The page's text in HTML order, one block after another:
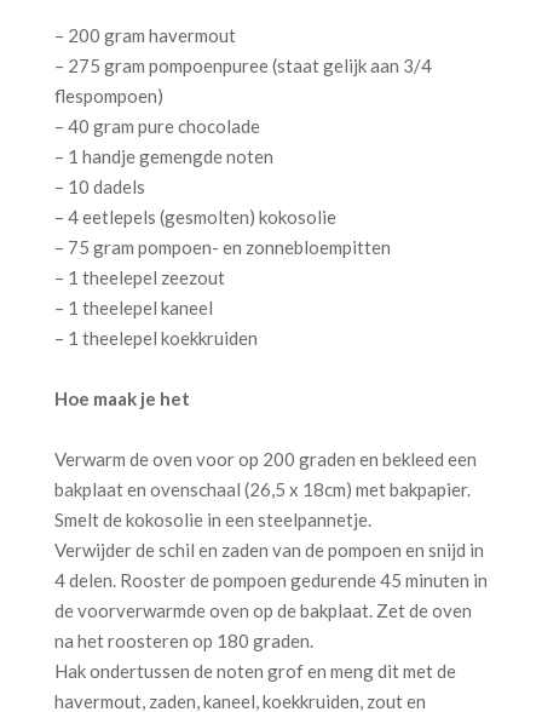
– 200 gram havermout
– 275 gram pompoenpuree (staat gelijk aan 3/4
flespompoen)
– 40 gram pure chocolade
– 1 handje gemengde noten
– 10 dadels
– 4 eetlepels (gesmolten) kokosolie
– 75 gram pompoen- en zonnebloempitten
– 1 theelepel zeezout
– 1 theelepel kaneel
– 1 theelepel koekkruiden
Hoe maak je het
Verwarm de oven voor op 200 graden en bekleed een
bakplaat en ovenschaal (26,5 x 18cm) met bakpapier.
Smelt de kokosolie in een steelpannetje.
Verwijder de schil en zaden van de pompoen en snijd in
4 delen. Rooster de pompoen gedurende 45 minuten in
de voorverwarmde oven op de bakplaat. Zet de oven
na het roosteren op 180 graden.
Hak ondertussen de noten grof en meng dit met de
havermout, zaden, kaneel, koekkruiden, zout en